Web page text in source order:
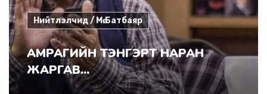
Нийтлэлчид / Мө.Батбаяр
АМРАГИЙН ТЭНГЭРТ НАРАН
ЖАРГАВ...